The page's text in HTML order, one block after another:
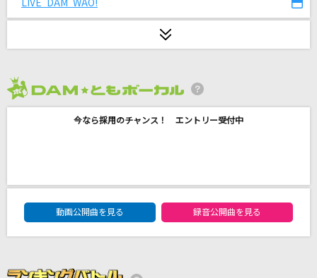
白日
[生音]卒業
LIVE DAM WAO!
今なら採用のチャンス！ エントリー受付中
DAM★ともボーカルエントリーランキング
動画公開曲を見る
録音公開曲を見る